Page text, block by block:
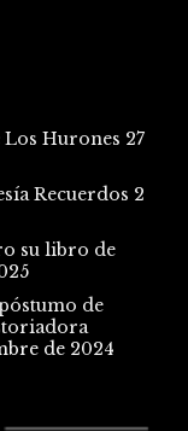
Hurones 27
Recuerdos 2
su libro de
de
de 2024